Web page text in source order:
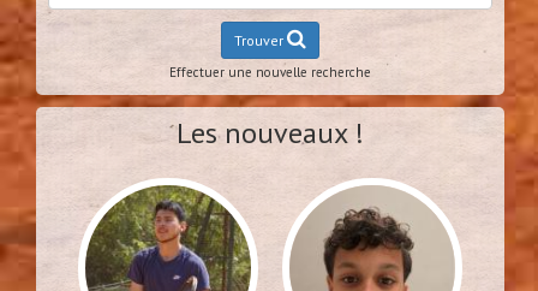
Trouver
Effectuer une nouvelle recherche
Les nouveaux !